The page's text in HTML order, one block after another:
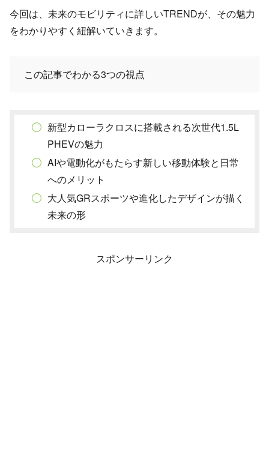
今回は、未来のモビリティに詳しいTRENDが、その魅力
をわかりやすく紐解いていきます。
この記事でわかる3つの視点
新型カローラクロスに搭載される次世代1.5L
PHEVの魅力
AIや電動化がもたらす新しい移動体験と日常
へのメリット
大人気GRスポーツや進化したデザインが描く
未来の形
スポンサーリンク